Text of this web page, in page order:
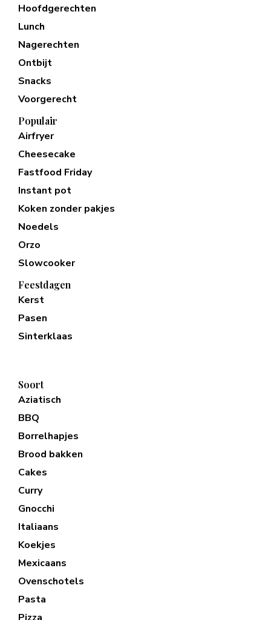
Hoofdgerechten
Lunch
Nagerechten
Ontbijt
Snacks
Voorgerecht
Populair
Airfryer
Cheesecake
Fastfood Friday
Instant pot
Koken zonder pakjes
Noedels
Orzo
Slowcooker
Feestdagen
Kerst
Pasen
Sinterklaas
Soort
Aziatisch
BBQ
Borrelhapjes
Brood bakken
Cakes
Curry
Gnocchi
Italiaans
Koekjes
Mexicaans
Ovenschotels
Pasta